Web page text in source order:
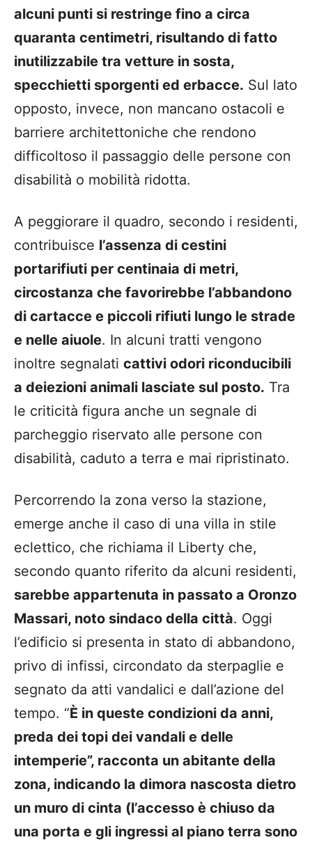
alcuni punti si restringe fino a circa
quaranta centimetri, risultando di fatto
inutilizzabile tra vetture in sosta,
specchietti sporgenti ed erbacce. Sul lato
opposto, invece, non mancano ostacoli e
barriere architettoniche che rendono
difficoltoso il passaggio delle persone con
disabilità o mobilità ridotta.
A peggiorare il quadro, secondo i residenti,
contribuisce l’assenza di cestini
portarifiuti per centinaia di metri,
circostanza che favorirebbe l’abbandono
di cartacce e piccoli rifiuti lungo le strade
e nelle aiuole. In alcuni tratti vengono
inoltre segnalati cattivi odori riconducibili
a deiezioni animali lasciate sul posto. Tra
le criticità figura anche un segnale di
parcheggio riservato alle persone con
disabilità, caduto a terra e mai ripristinato.
Percorrendo la zona verso la stazione,
emerge anche il caso di una villa in stile
eclettico, che richiama il Liberty che,
secondo quanto riferito da alcuni residenti,
sarebbe appartenuta in passato a Oronzo
Massari, noto sindaco della città. Oggi
l’edificio si presenta in stato di abbandono,
privo di infissi, circondato da sterpaglie e
segnato da atti vandalici e dall’azione del
tempo. “È in queste condizioni da anni,
preda dei topi dei vandali e delle
intemperie”, racconta un abitante della
zona, indicando la dimora nascosta dietro
un muro di cinta (l’accesso è chiuso da
una porta e gli ingressi al piano terra sono